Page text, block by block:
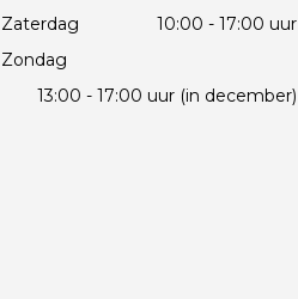
Zaterdag
10:00 - 17:00 uur
Zondag
13:00 - 17:00 uur (in december)